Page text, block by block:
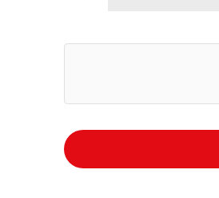
Peut provoquer une
Évitez de respirer les
Protéger de la lumière
Tenir à l’écart des